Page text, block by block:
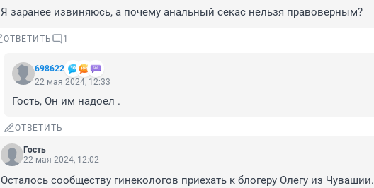
Я заранее извиняюсь, а почему анальный секас нельзя правоверным?
ОТВЕТИТЬ 1
698622
22 мая 2024, 12:33
Гость, Он им надоел .
ОТВЕТИТЬ
Гость
22 мая 2024, 12:02
Осталось сообществу гинекологов приехать к блогеру Олегу из Чувашии.